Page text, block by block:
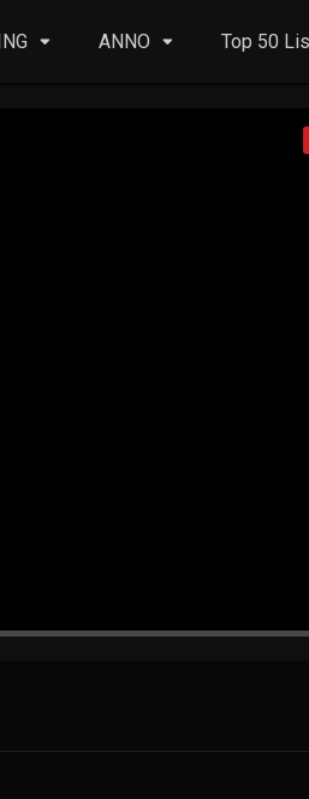
ANNO Top 50